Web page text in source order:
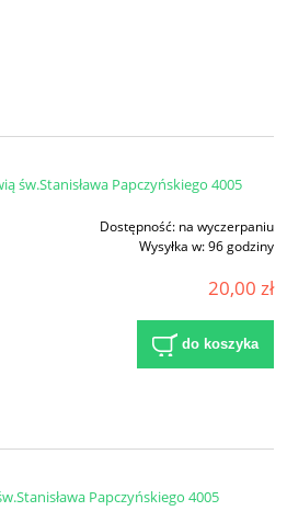
św.Stanisława Papczyńskiego 4005
Dostępność: na wyczerpaniu
Wysyłka w:96 godziny
20,00 zł
do koszyka
Papczyńskiego 4005